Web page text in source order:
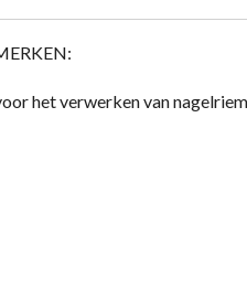
het verwerken van